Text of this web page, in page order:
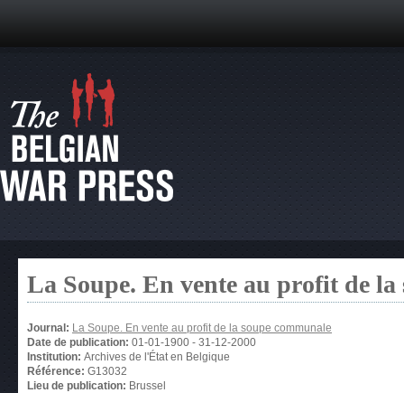
La Soupe. En vente au profit de la
Journal: La Soupe. En vente au profit de la soupe communale
Date de publication: 01-01-1900 - 31-12-2000
Institution: Archives de l'État en Belgique
Référence: G13032
Lieu de publication: Brussel